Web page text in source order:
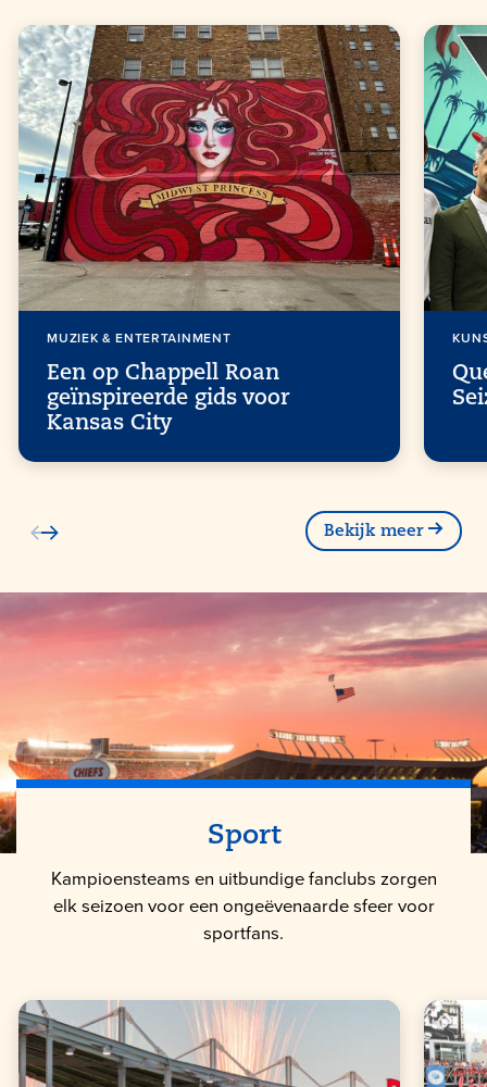
MUZIEK & ENTERTAINMENT
Een op Chappell Roan
geïnspireerde gids voor
Kansas City
Bekijk meer
Sport
Kampioensteams en uitbundige fanclubs zorgen
elk seizoen voor een ongeëvenaarde sfeer voor
sportfans.